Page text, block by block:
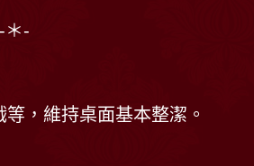
＊-
，維持桌面基本整潔。